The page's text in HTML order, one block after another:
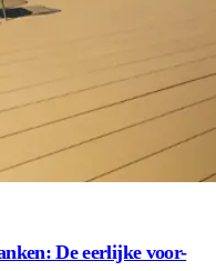
De eerlijke voor-